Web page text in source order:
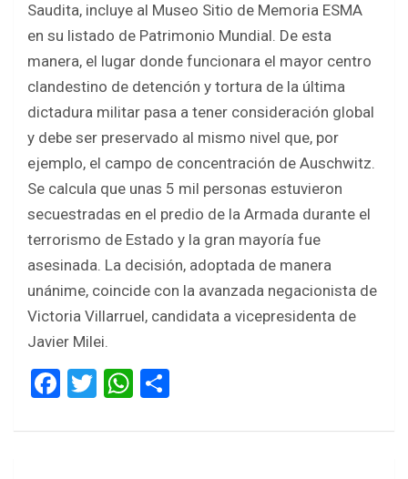
Saudita, incluye al Museo Sitio de Memoria ESMA
en su listado de Patrimonio Mundial. De esta
manera, el lugar donde funcionara el mayor centro
clandestino de detención y tortura de la última
dictadura militar pasa a tener consideración global
y debe ser preservado al mismo nivel que, por
ejemplo, el campo de concentración de Auschwitz.
Se calcula que unas 5 mil personas estuvieron
secuestradas en el predio de la Armada durante el
terrorismo de Estado y la gran mayoría fue
asesinada. La decisión, adoptada de manera
unánime, coincide con la avanzada negacionista de
Victoria Villarruel, candidata a vicepresidenta de
Javier Milei.
F
ce
T
tt
W
at ar